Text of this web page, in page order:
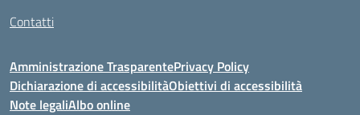
Contatti
Amministrazione TrasparentePrivacy Policy
Dichiarazione di accessibilitàObiettivi di accessibilità
Note legaliAlbo online